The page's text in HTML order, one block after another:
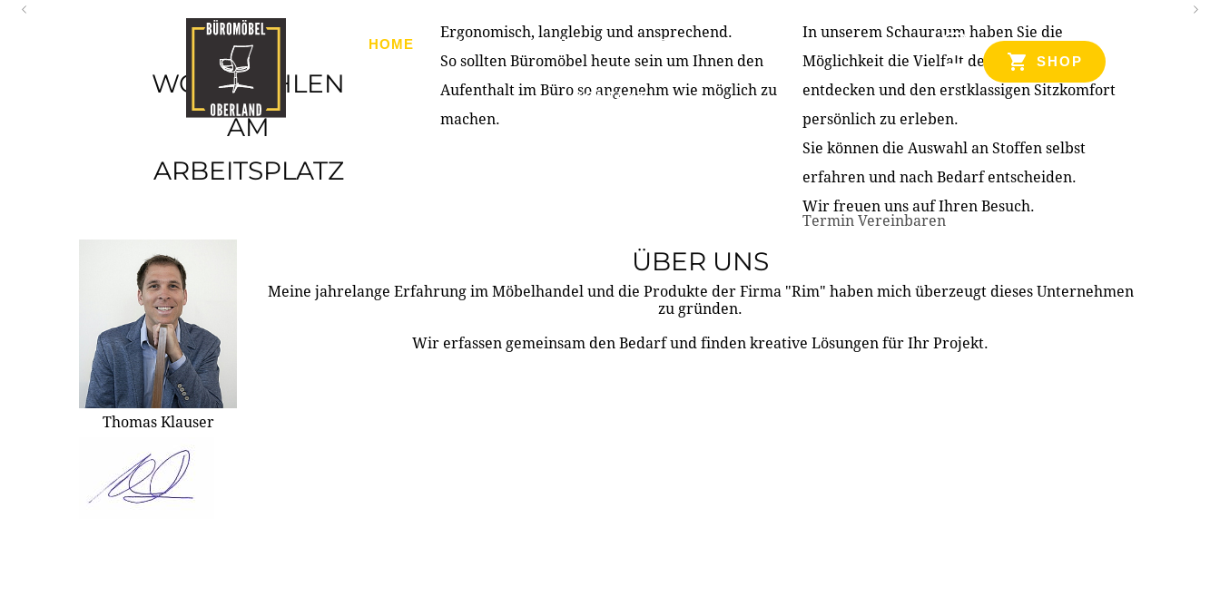
HOME PRODUKTE ÜBER UNS PARTNER & REFERENZEN
KONTAKT
SHOP
WOHLFÜHLEN
AM
ARBEITSPLATZ
Ergonomisch, langlebig und ansprechend.
So sollten Büromöbel heute sein um Ihnen den
Aufenthalt im Büro so angenehm wie möglich zu
machen.
In unserem Schauraum haben Sie die
Möglichkeit die Vielfalt der Produkte zu
entdecken und den erstklassigen Sitzkomfort
persönlich zu erleben.
Sie können die Auswahl an Stoffen selbst
erfahren und nach Bedarf entscheiden.
Wir freuen uns auf Ihren Besuch.
Termin Vereinbaren
Thomas Klauser
ÜBER UNS
Meine jahrelange Erfahrung im Möbelhandel und die Produkte der Firma "Rim" haben mich überzeugt dieses Unternehmen
zu gründen.
Wir erfassen gemeinsam den Bedarf und finden kreative Lösungen für Ihr Projekt.